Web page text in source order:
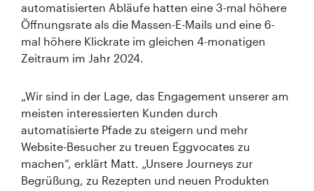
automatisierten Abläufe hatten eine 3-mal höhere
Öffnungsrate als die Massen-E-Mails und eine 6-
mal höhere Klickrate im gleichen 4-monatigen
Zeitraum im Jahr 2024.
„Wir sind in der Lage, das Engagement unserer am
meisten interessierten Kunden durch
automatisierte Pfade zu steigern und mehr
Website-Besucher zu treuen Eggvocates zu
machen“, erklärt Matt. „Unsere Journeys zur
Begrüßung, zu Rezepten und neuen Produkten